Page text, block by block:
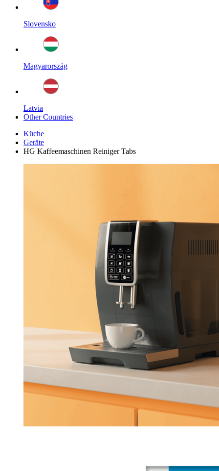
Slovensko
Magyarország
Latvia
Other Countries
Küche
Geräte
HG Kaffeemaschinen Reiniger Tabs